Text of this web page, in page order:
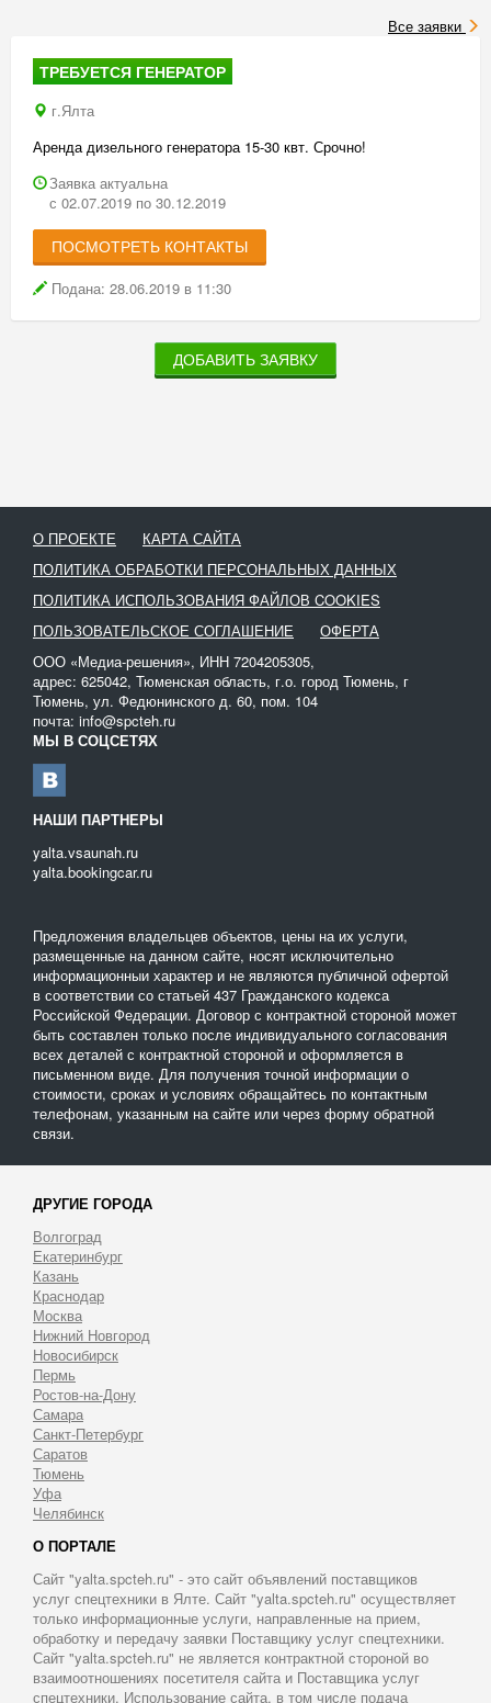
Все заявки
ТРЕБУЕТСЯ ГЕНЕРАТОР
г.Ялта
Аренда дизельного генератора 15-30 квт. Срочно!
Заявка актуальна
с 02.07.2019 по 30.12.2019
ПОСМОТРЕТЬ КОНТАКТЫ
Подана: 28.06.2019 в 11:30
ДОБАВИТЬ ЗАЯВКУ
О ПРОЕКТЕ
КАРТА САЙТА
ПОЛИТИКА ОБРАБОТКИ ПЕРСОНАЛЬНЫХ ДАННЫХ
ПОЛИТИКА ИСПОЛЬЗОВАНИЯ ФАЙЛОВ COOKIES
ПОЛЬЗОВАТЕЛЬСКОЕ СОГЛАШЕНИЕ
ОФЕРТА
ООО «Медиа-решения», ИНН 7204205305,
адрес: 625042, Тюменская область, г.о. город Тюмень, г
Тюмень, ул. Федюнинского д. 60, пом. 104
почта: info@spcteh.ru
МЫ В СОЦСЕТЯХ
НАШИ ПАРТНЕРЫ
yalta.vsaunah.ru
yalta.bookingcar.ru
Предложения владельцев объектов, цены на их услуги,
размещенные на данном сайте, носят исключительно
информационныи характер и не являются публичной офертой
в соответствии со статьей 437 Гражданского кодекса
Российской Федерации. Договор с контрактной стороной может
быть составлен только после индивидуального согласования
всех деталей с контрактной стороной и оформляется в
письменном виде. Для получения точной информации о
стоимости, сроках и условиях обращайтесь по контактным
телефонам, указанным на сайте или через форму обратной
связи.
ДРУГИЕ ГОРОДА
Волгоград
Екатеринбург
Казань
Краснодар
Москва
Нижний Новгород
Новосибирск
Пермь
Ростов-на-Дону
Самара
Санкт-Петербург
Саратов
Тюмень
Уфа
Челябинск
О ПОРТАЛЕ
Сайт "yalta.spcteh.ru" - это сайт объявлений поставщиков
услуг спецтехники в Ялте. Сайт "yalta.spcteh.ru" осуществляет
только информационные услуги, направленные на прием,
обработку и передачу заявки Поставщику услуг спецтехники.
Сайт "yalta.spcteh.ru" не является контрактной стороной во
взаимоотношениях посетителя сайта и Поставщика услуг
спецтехники. Использование сайта, в том числе подача